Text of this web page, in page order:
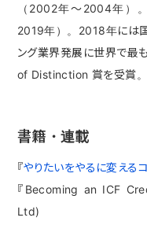
（2002年～2004年）
2019年）。2018年には国
ング業界発展に世界で最
of Distinction 賞を受賞。
書籍・連載
『やりたいをやるに変える
『Becoming an ICF
Ltd)